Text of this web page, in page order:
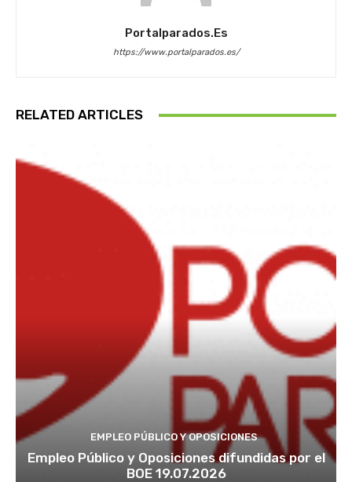
Portalparados.es
https://www.portalparados.es/
RELATED ARTICLES
EMPLEO PÚBLICO Y OPOSICIONES
Empleo Público y Oposiciones difundidas por el
BOE 19.07.2026